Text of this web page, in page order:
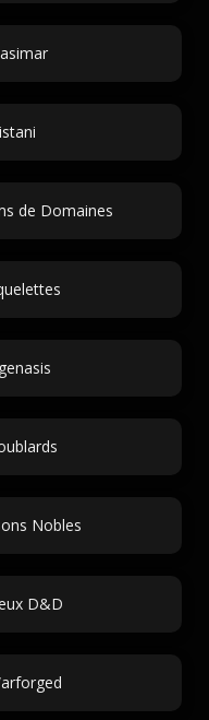
de Domaines
Nobles
D&D